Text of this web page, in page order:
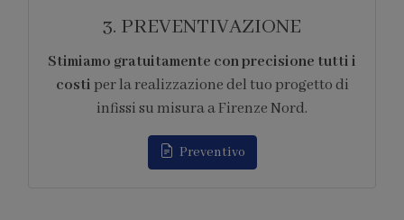
4. FORNITURA
Ci occupiamo di tutti gliaspetti logistici
legati alla fornituradei prodotti per la
realizzazione del tuo progetto di infissi su
misura a Firenze Nord.